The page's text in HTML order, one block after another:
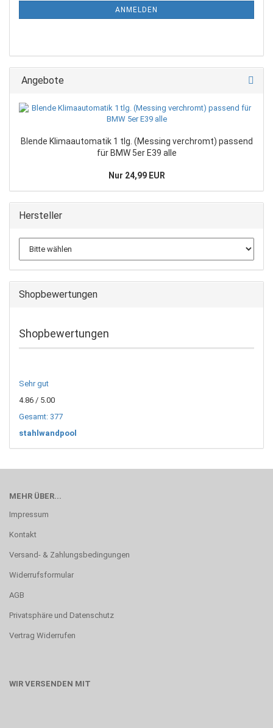
ANMELDEN
Angebote
Blende Klimaautomatik 1 tlg. (Messing verchromt) passend
für BMW 5er E39 alle
Nur 24,99 EUR
Hersteller
Shopbewertungen
Shopbewertungen
Sehr gut
4.86 / 5.00
Gesamt: 377
stahlwandpool
MEHR ÜBER...
Impressum
Kontakt
Versand- & Zahlungsbedingungen
Widerrufsformular
AGB
Privatsphäre und Datenschutz
Vertrag Widerrufen
WIR VERSENDEN MIT